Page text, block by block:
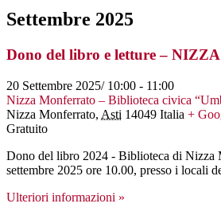
Settembre 2025
Dono del libro e letture –
20 Settembre 2025/ 10:00 - 11:00
Nizza Monferrato – Biblioteca civica
Nizza Monferrato, Asti 14049 Italia +
Gratuito
Dono del libro 2024 - Biblioteca di Nizza
settembre 2025 ore 10.00, presso i locali
Ulteriori informazioni »